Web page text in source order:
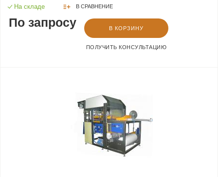
На складе В СРАВНЕНИЕ
По запросу В КОРЗИНУ
ПОЛУЧИТЬ КОНСУЛЬТАЦИЮ